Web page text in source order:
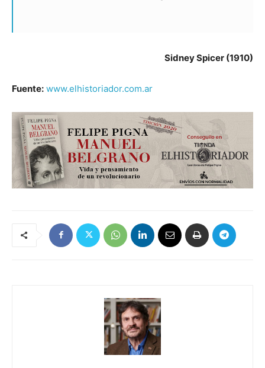
Sidney Spicer (1910)
Fuente: www.elhistoriador.com.ar